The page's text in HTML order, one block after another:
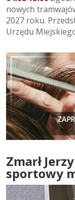
nowych
2027 roku.
Urzędu
Zmarł
sportowy